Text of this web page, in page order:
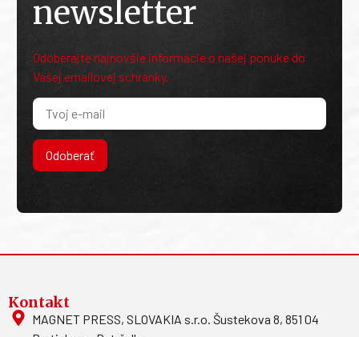
newsletter
Odoberajte najnovšie informácie o našej ponuke do
Vašej emailovej schránky.
Odoberať
Kontakt
MAGNET PRESS, SLOVAKIA s.r.o. Šustekova 8, 851 04